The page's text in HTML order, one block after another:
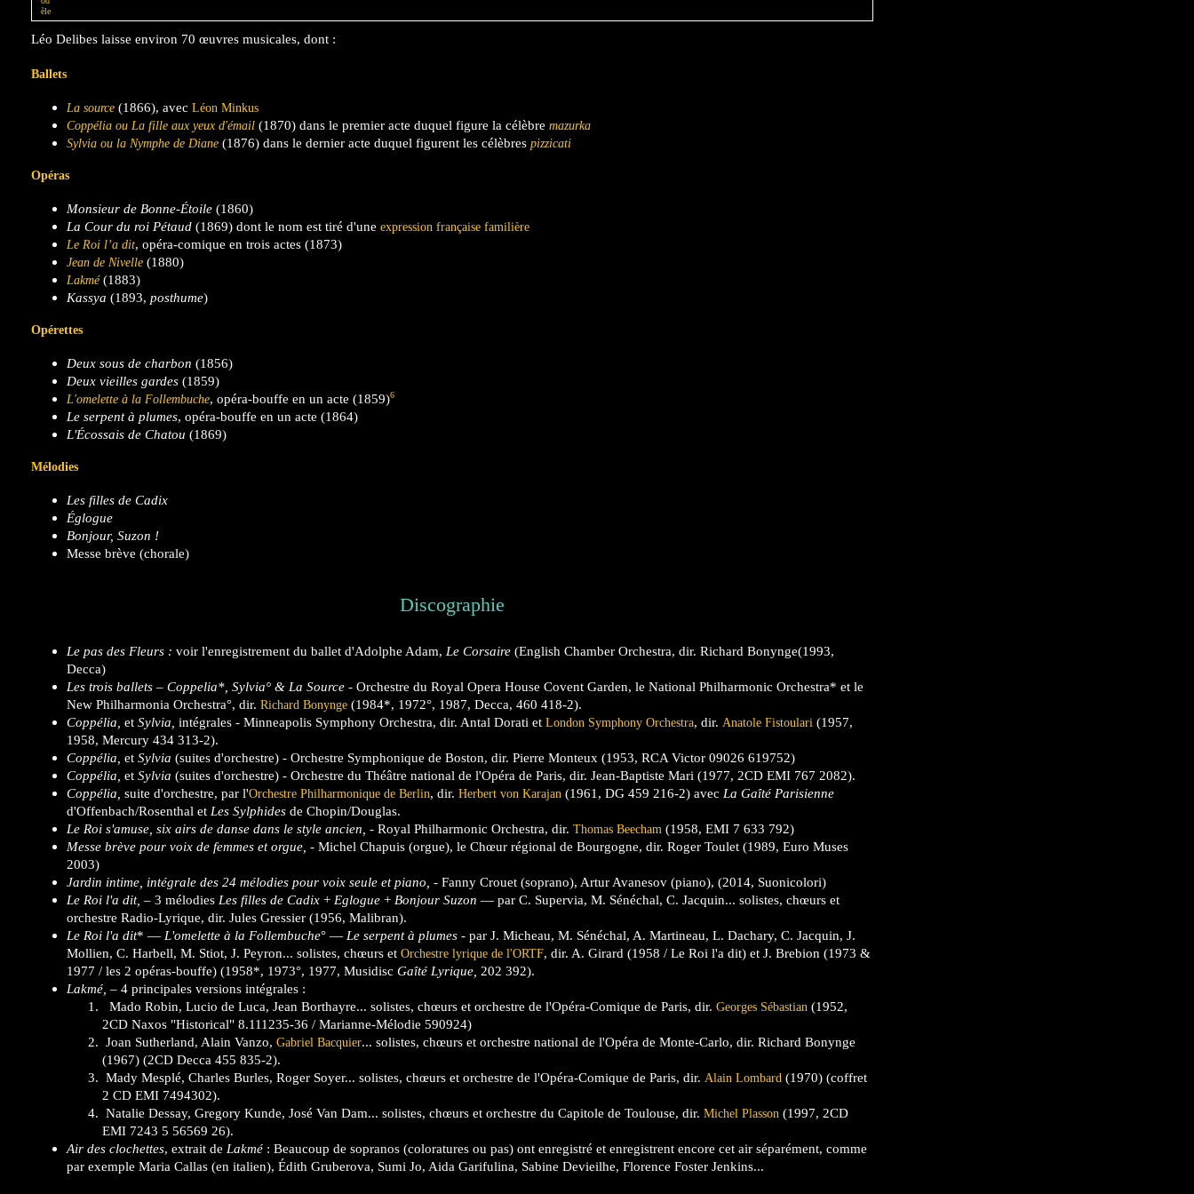
Léo Delibes laisse environ 70 œuvres musicales, dont :
Ballets
La source (1866), avec Léon Minkus
Coppélia ou La fille aux yeux d'émail (1870) dans le premier acte duquel figure la célèbre mazurka
Sylvia ou la Nymphe de Diane (1876) dans le dernier acte duquel figurent les célèbres pizzicati
Opéras
Monsieur de Bonne-Étoile (1860)
La Cour du roi Pétaud (1869) dont le nom est tiré d'une expression française familière
Le Roi l’a dit, opéra-comique en trois actes (1873)
Jean de Nivelle (1880)
Lakmé(1883)
Kassya (1893, posthume)
Opérettes
Deux sous de charbon (1856)
Deux vieilles gardes (1859)
L'omelette à la Follembuche, opéra-bouffe en un acte (1859)6
Le serpent à plumes, opéra-bouffe en un acte (1864)
L'Écossais de Chatou (1869)
Mélodies
Les filles de Cadix
Églogue
Bonjour, Suzon !
Messe brève (chorale)
Discographie
Le pas des Fleurs : voir l'enregistrement du ballet d'Adolphe Adam, Le Corsaire (English Chamber Orchestra, dir. Richard Bonynge(1993,
Decca)
Les trois ballets – Coppelia*, Sylvia° & La Source - Orchestre du Royal Opera House Covent Garden, le National Philharmonic Orchestra* et le
New Philharmonia Orchestra°, dir. Richard Bonynge (1984*, 1972°, 1987, Decca, 460 418-2).
Coppélia, et Sylvia, intégrales - Minneapolis Symphony Orchestra, dir. Antal Dorati et London Symphony Orchestra, dir. Anatole Fistoulari (1957,
1958, Mercury 434 313-2).
Coppélia, et Sylvia (suites d'orchestre) - Orchestre Symphonique de Boston, dir. Pierre Monteux (1953, RCA Victor 09026 619752)
Coppélia, et Sylvia (suites d'orchestre) - Orchestre du Théâtre national de l'Opéra de Paris, dir. Jean-Baptiste Mari (1977, 2CD EMI 767 2082).
Coppélia, suite d'orchestre, par l'Orchestre Philharmonique de Berlin, dir. Herbert von Karajan (1961, DG 459 216-2) avec La Gaîté Parisienne
d'Offenbach/Rosenthal et Les Sylphides de Chopin/Douglas.
Le Roi s'amuse, six airs de danse dans le style ancien, - Royal Philharmonic Orchestra, dir. Thomas Beecham (1958, EMI 7 633 792)
Messe brève pour voix de femmes et orgue, - Michel Chapuis (orgue), le Chœur régional de Bourgogne, dir. Roger Toulet (1989, Euro Muses
2003)
Jardin intime, intégrale des 24 mélodies pour voix seule et piano, - Fanny Crouet (soprano), Artur Avanesov (piano), (2014, Suonicolori)
Le Roi l'a dit, – 3 mélodies Les filles de Cadix + Eglogue + Bonjour Suzon — par C. Supervia, M. Sénéchal, C. Jacquin... solistes, chœurs et
orchestre Radio-Lyrique, dir. Jules Gressier (1956, Malibran).
Le Roi l'a dit* — L'omelette à la Follembuche° — Le serpent à plumes - par J. Micheau, M. Sénéchal, A. Martineau, L. Dachary, C. Jacquin, J.
Mollien, C. Harbell, M. Stiot, J. Peyron... solistes, chœurs et Orchestre lyrique de l'ORTF, dir. A. Girard (1958 / Le Roi l'a dit) et J. Brebion (1973 &
1977 / les 2 opéras-bouffe) (1958*, 1973°, 1977, Musidisc Gaîté Lyrique, 202 392).
Lakmé, – 4 principales versions intégrales :
Mado Robin, Lucio de Luca, Jean Borthayre... solistes, chœurs et orchestre de l'Opéra-Comique de Paris, dir. Georges Sébastian (1952,
2CD Naxos "Historical" 8.111235-36 / Marianne-Mélodie 590924)
Joan Sutherland, Alain Vanzo, Gabriel Bacquier... solistes, chœurs et orchestre national de l'Opéra de Monte-Carlo, dir. Richard Bonynge
(1967) (2CD Decca 455 835-2).
Mady Mesplé, Charles Burles, Roger Soyer... solistes, chœurs et orchestre de l'Opéra-Comique de Paris, dir. Alain Lombard (1970) (coffret
2 CD EMI 7494302).
Natalie Dessay, Gregory Kunde, José Van Dam... solistes, chœurs et orchestre du Capitole de Toulouse, dir. Michel Plasson (1997, 2CD
EMI 7243 5 56569 26).
Air des clochettes, extrait de Lakmé : Beaucoup de sopranos (coloratures ou pas) ont enregistré et enregistrent encore cet air séparément, comme
par exemple Maria Callas (en italien), Édith Gruberova, Sumi Jo, Aida Garifulina, Sabine Devieilhe, Florence Foster Jenkins...